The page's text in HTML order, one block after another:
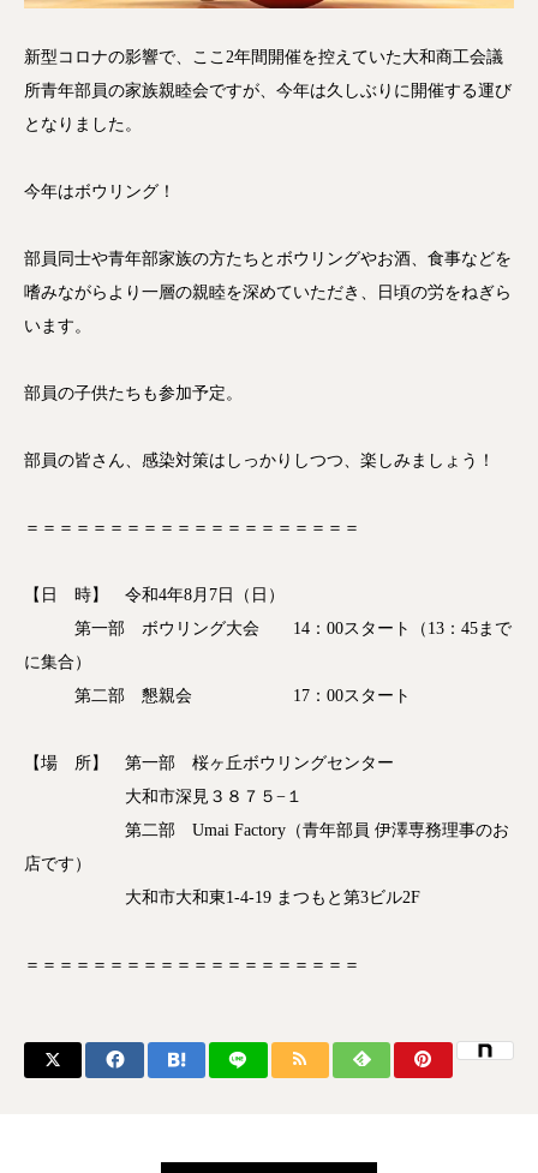
新型コロナの影響で、ここ2年間開催を控えていた大和商工会議
所青年部員の家族親睦会ですが、今年は久しぶりに開催する運び
となりました。
今年はボウリング！
部員同士や青年部家族の方たちとボウリングやお酒、食事などを
嗜みながらより一層の親睦を深めていただき、日頃の労をねぎら
います。
部員の子供たちも参加予定。
部員の皆さん、感染対策はしっかりしつつ、楽しみましょう！
＝＝＝＝＝＝＝＝＝＝＝＝＝＝＝＝＝＝＝＝
【日 時】 令和4年8月7日（日）
第一部 ボウリング大会 14：00スタート（13：45まで
に集合）
第二部 懇親会 17：00スタート
【場 所】 第一部 桜ヶ丘ボウリングセンター
大和市深見３８７５−１
第二部 Umai Factory（青年部員 伊澤専務理事のお
店です）
大和市大和東1-4-19 まつもと第3ビル2F
＝＝＝＝＝＝＝＝＝＝＝＝＝＝＝＝＝＝＝＝